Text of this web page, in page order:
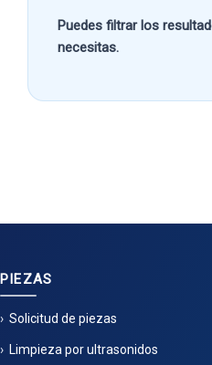
Puedes filtrar los
necesitas.
PIEZAS
Solicitud de piezas
Limpieza por ultrasonidos